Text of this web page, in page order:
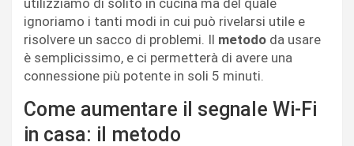
ignoriamo i tanti modi in cui può rivelarsi utile e
risolvere un sacco di problemi. Il metodo da usare
è semplicissimo, e ci permetterà di avere una
connessione più potente in soli 5 minuti.
Come aumentare il segnale Wi-Fi
in casa: il metodo